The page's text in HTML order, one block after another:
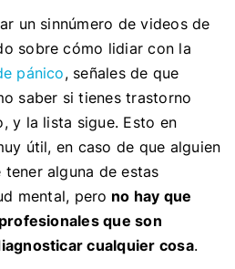
un sinnúmero de videos de
sobre cómo lidiar con la
pánico, señales de que
saber si tienes trastorno
y la lista sigue. Esto en
útil, en caso de que alguien
alguna de estas
mental, pero no hay que
que son
cualquier cosa.